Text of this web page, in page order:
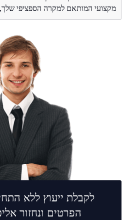
מקצועי המותאם למקרה הספציפי שלך,
לקבלת ייעוץ ללא
הפרטים ונחזור